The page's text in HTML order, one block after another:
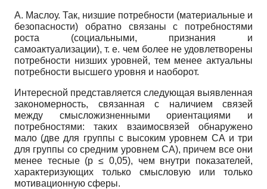
А. Маслоу. Так, низшие потребности (материальные и
безопасности) обратно связаны с потребностями
роста (социальными, признания и
самоактуализации), т. е. чем более не удовлетворены
потребности низших уровней, тем менее актуальны
потребности высшего уровня и наоборот.
Интересной представляется следующая выявленная
закономерность, связанная с наличием связей
между смысложизненными ориентациями и
потребностями: таких взаимосвязей обнаружено
мало (две для группы с высоким уровнем СА и три
для группы со средним уровнем СА), причем все они
менее тесные (р ≤ 0,05), чем внутри показателей,
характеризующих только смысловую или только
мотивационную сферы.